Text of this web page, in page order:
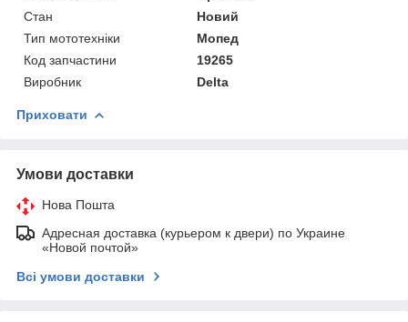
Стан
Новий
Тип мототехніки
Мопед
Код запчастини
19265
Виробник
Delta
Приховати
Умови доставки
Нова Пошта
Адресная доставка (курьером к двери) по Украине
«Новой почтой»
Всі умови доставки